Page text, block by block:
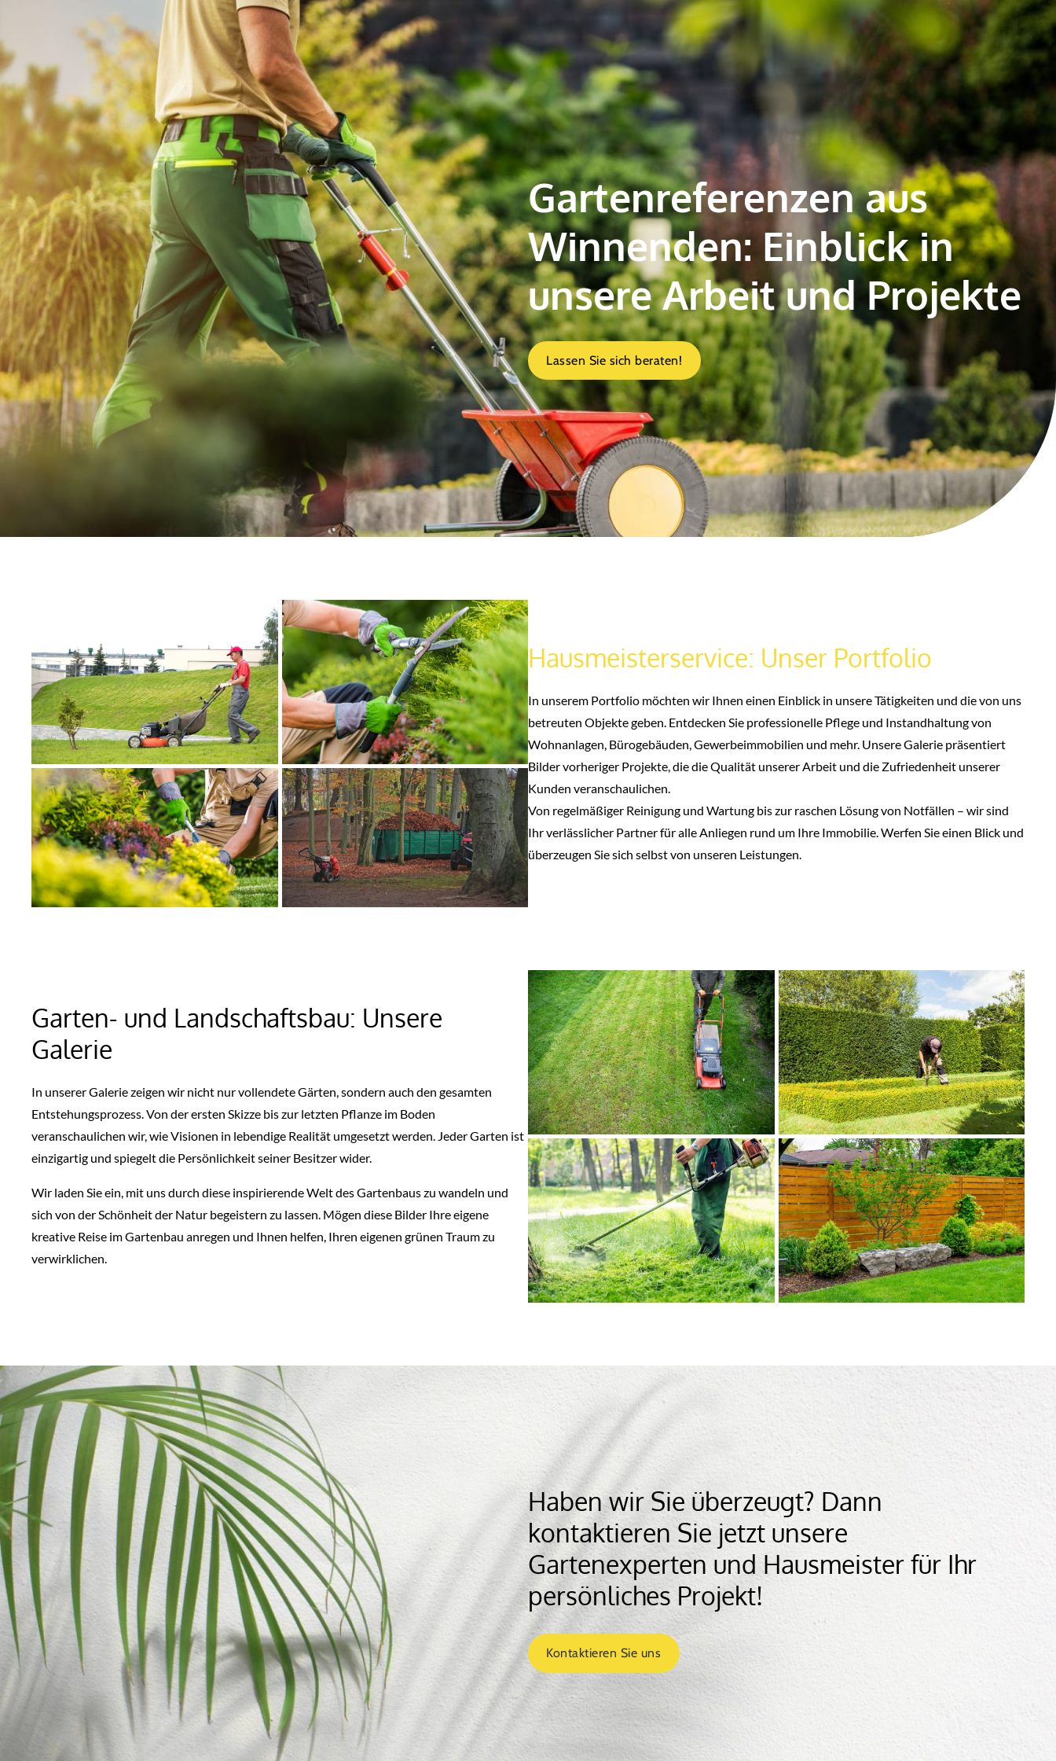
Gartenreferenzen aus
Winnenden: Einblick in
unsere Arbeit und Projekte
Lassen Sie sich beraten!
Hausmeisterservice: Unser Portfolio
In unserem Portfolio möchten wir Ihnen einen Einblick in unsere Tätigkeiten und die von uns
betreuten Objekte geben. Entdecken Sie professionelle Pflege und Instandhaltung von
Wohnanlagen, Bürogebäuden, Gewerbeimmobilien und mehr. Unsere Galerie präsentiert
Bilder vorheriger Projekte, die die Qualität unserer Arbeit und die Zufriedenheit unserer
Kunden veranschaulichen.
Von regelmäßiger Reinigung und Wartung bis zur raschen Lösung von Notfällen – wir sind
Ihr verlässlicher Partner für alle Anliegen rund um Ihre Immobilie. Werfen Sie einen Blick und
überzeugen Sie sich selbst von unseren Leistungen.
Garten- und Landschaftsbau: Unsere
Galerie
In unserer Galerie zeigen wir nicht nur vollendete Gärten, sondern auch den gesamten
Entstehungsprozess. Von der ersten Skizze bis zur letzten Pflanze im Boden
veranschaulichen wir, wie Visionen in lebendige Realität umgesetzt werden. Jeder Garten ist
einzigartig und spiegelt die Persönlichkeit seiner Besitzer wider.
Wir laden Sie ein, mit uns durch diese inspirierende Welt des Gartenbaus zu wandeln und
sich von der Schönheit der Natur begeistern zu lassen. Mögen diese Bilder Ihre eigene
kreative Reise im Gartenbau anregen und Ihnen helfen, Ihren eigenen grünen Traum zu
verwirklichen.
Haben wir Sie überzeugt? Dann
kontaktieren Sie jetzt unsere
Gartenexperten und Hausmeister für Ihr
persönliches Projekt!
Kontaktieren Sie uns